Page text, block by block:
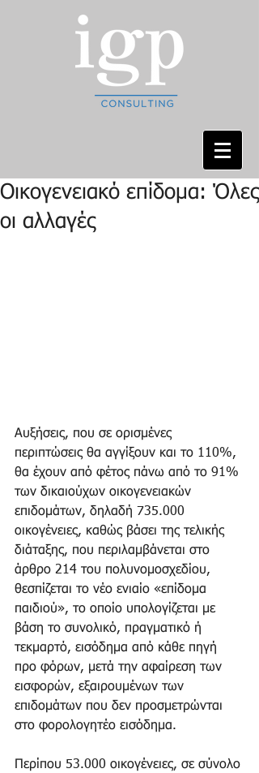
Οικογενειακό επίδομα: Όλες
οι αλλαγές
Αυξήσεις, που σε ορισμένες
περιπτώσεις θα αγγίξουν και το 110%,
θα έχουν από φέτος πάνω από το 91%
των δικαιούχων οικογενειακών
επιδομάτων, δηλαδή 735.000
οικογένειες, καθώς βάσει της τελικής
διάταξης, που περιλαμβάνεται στο
άρθρο 214 του πολυνομοσχεδίου,
θεσπίζεται το νέο ενιαίο «επίδομα
παιδιού», το οποίο υπολογίζεται με
βάση το συνολικό, πραγματικό ή
τεκμαρτό, εισόδημα από κάθε πηγή
προ φόρων, μετά την αφαίρεση των
εισφορών, εξαιρουμένων των
επιδομάτων που δεν προσμετρώνται
στο φορολογητέο εισόδημα.
Περίπου 53.000 οικογένειες, σε σύνολο